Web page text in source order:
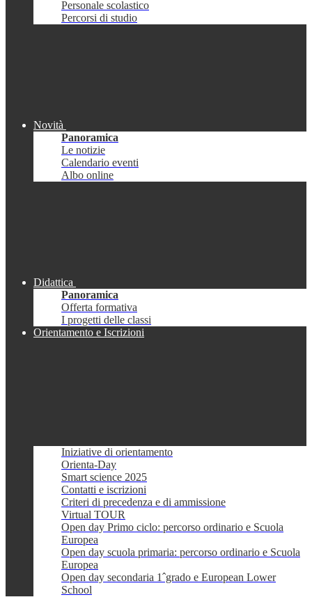
Personale scolastico
Percorsi di studio
Novità
Panoramica
Le notizie
Calendario eventi
Albo online
Didattica
Panoramica
Offerta formativa
I progetti delle classi
Orientamento e Iscrizioni
Iniziative di orientamento
Orienta-Day
Smart science 2025
Contatti e iscrizioni
Criteri di precedenza e di ammissione
Virtual TOUR
Open day Primo ciclo: percorso ordinario e Scuola
Europea
Open day scuola primaria: percorso ordinario e Scuola
Europea
Open day secondaria 1ˆgrado e European Lower
School